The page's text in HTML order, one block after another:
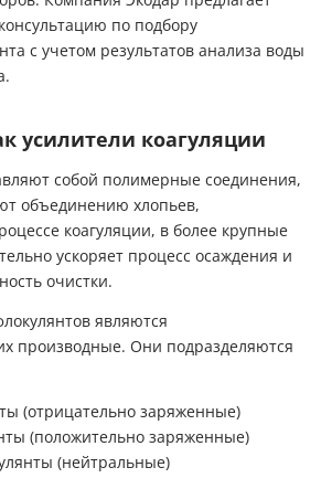
по подбору
с учетом результатов анализа воды
усилители коагуляции
собой полимерные соединения,
объединению хлопьев,
коагуляции, в более крупные
ускоряет процесс осаждения и
очистки.
являются
производные. Они подразделяются
(отрицательно заряженные)
(положительно заряженные)
(нейтральные)